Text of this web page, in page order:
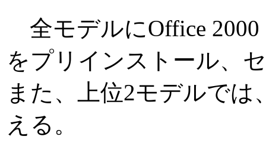
全モデルにOffice 2000
をプリインストール、
また、上位2モデルでは
える。